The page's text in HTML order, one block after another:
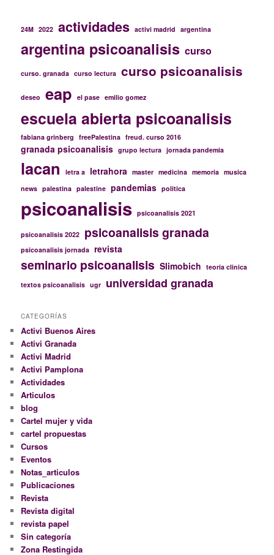
24M 2022 actividades activi madrid argentina
argentina psicoanalisis curso
curso. granada curso lectura curso psicoanalisis
deseo eap el pase emilio gomez
escuela abierta psicoanalisis
fabiana grinberg freePalestina freud. curso 2016
granada psicoanalisis grupo lectura jornada pandemia
lacan letra a letrahora master medicina memoria musica
news palestina palestine pandemias politica
psicoanalisis psicoanalisis 2021
psicoanalisis 2022 psicoanalisis granada
psicoanalisis jornada revista
seminario psicoanalisis Slimobich
teoria clinica
textos psicoanalisis ugr universidad granada
CATEGORÍAS
Activi Buenos Aires
Activi Granada
Activi Madrid
Activi Pamplona
Actividades
Articulos
blog
Cartel mujer y vida
cartel propuestas
Cursos
Eventos
Notas_articulos
Publicaciones
Revista
Revista digital
revista papel
Sin categoría
Zona Restingida